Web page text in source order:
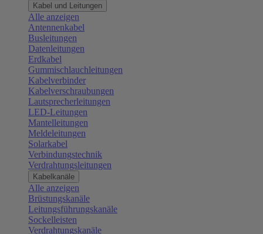
Kabel und Leitungen
Alle anzeigen
Antennenkabel
Busleitungen
Datenleitungen
Erdkabel
Gummischlauchleitungen
Kabelverbinder
Kabelverschraubungen
Lautsprecherleitungen
LED-Leitungen
Mantelleitungen
Meldeleitungen
Solarkabel
Verbindungstechnik
Verdrahtungsleitungen
Kabelkanäle
Alle anzeigen
Brüstungskanäle
Leitungsführungskanäle
Sockelleisten
Verdrahtungskanäle